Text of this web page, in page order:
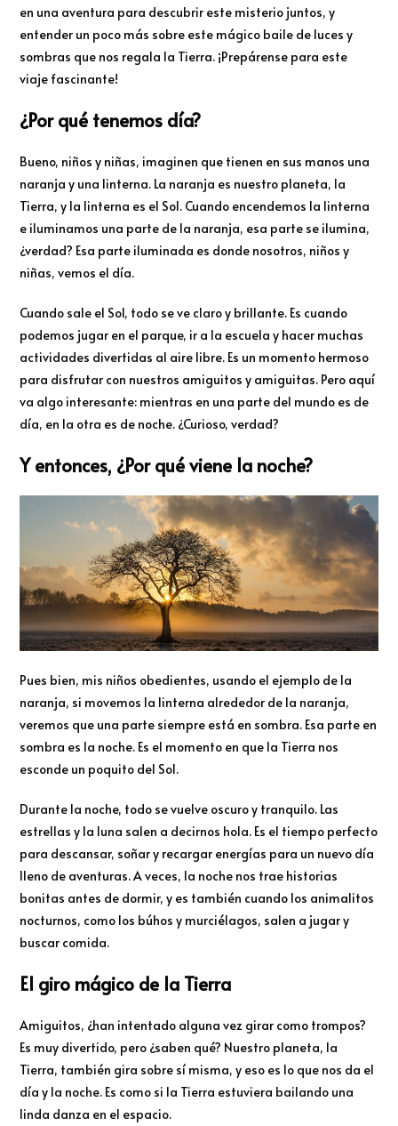
en una aventura para descubrir este misterio juntos, y
entender un poco más sobre este mágico baile de luces y
sombras que nos regala la Tierra. ¡Prepárense para este
viaje fascinante!
¿Por qué tenemos día?
Bueno, niños y niñas, imaginen que tienen en sus manos una
naranja y una linterna. La naranja es nuestro planeta, la
Tierra, y la linterna es el Sol. Cuando encendemos la linterna
e iluminamos una parte de la naranja, esa parte se ilumina,
¿verdad? Esa parte iluminada es donde nosotros, niños y
niñas, vemos el día.
Cuando sale el Sol, todo se ve claro y brillante. Es cuando
podemos jugar en el parque, ir a la escuela y hacer muchas
actividades divertidas al aire libre. Es un momento hermoso
para disfrutar con nuestros amiguitos y amiguitas. Pero aquí
va algo interesante: mientras en una parte del mundo es de
día, en la otra es de noche. ¿Curioso, verdad?
Y entonces, ¿Por qué viene la noche?
Pues bien, mis niños obedientes, usando el ejemplo de la
naranja, si movemos la linterna alrededor de la naranja,
veremos que una parte siempre está en sombra. Esa parte en
sombra es la noche. Es el momento en que la Tierra nos
esconde un poquito del Sol.
Durante la noche, todo se vuelve oscuro y tranquilo. Las
estrellas y la luna salen a decirnos hola. Es el tiempo perfecto
para descansar, soñar y recargar energías para un nuevo día
lleno de aventuras. A veces, la noche nos trae historias
bonitas antes de dormir, y es también cuando los animalitos
nocturnos, como los búhos y murciélagos, salen a jugar y
buscar comida.
El giro mágico de la Tierra
Amiguitos, ¿han intentado alguna vez girar como trompos?
Es muy divertido, pero ¿saben qué? Nuestro planeta, la
Tierra, también gira sobre sí misma, y eso es lo que nos da el
día y la noche. Es como si la Tierra estuviera bailando una
linda danza en el espacio.